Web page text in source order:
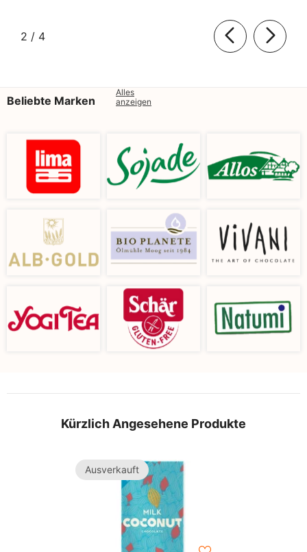
2 / von
4
Beliebte Marken
Alles
anzeigen
Kürzlich Angesehene Produkte
Ausverkauft